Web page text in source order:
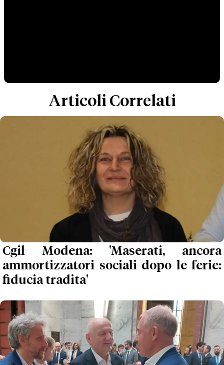
Articoli Correlati
Cgil Modena: 'Maserati, ancora
ammortizzatori sociali dopo le ferie:
fiducia tradita'